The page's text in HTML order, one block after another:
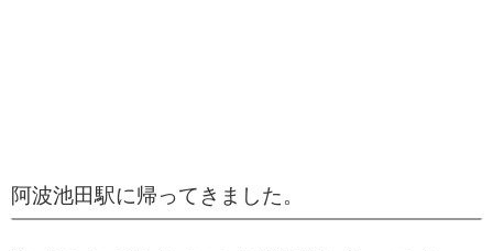
阿波池田駅に帰ってきました。